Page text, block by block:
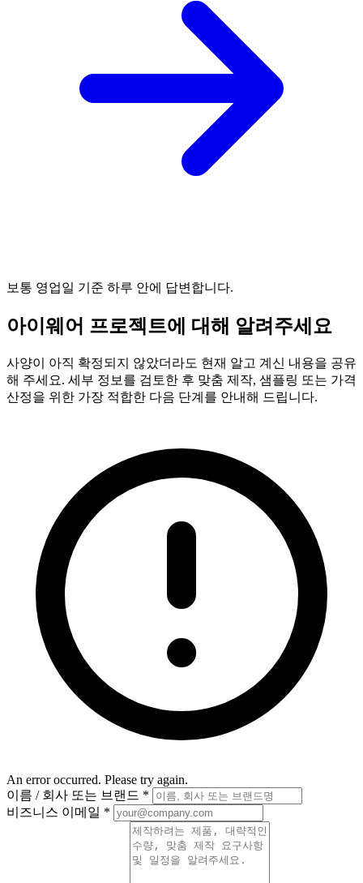
보통 영업일 기준 하루 안에 답변합니다.
아이웨어 프로젝트에 대해 알려주세요
사양이 아직 확정되지 않았더라도 현재 알고 계신 내용을 공유
해 주세요. 세부 정보를 검토한 후 맞춤 제작, 샘플링 또는 가격
산정을 위한 가장 적합한 다음 단계를 안내해 드립니다.
An error occurred. Please try again.
이름 / 회사 또는 브랜드 *
비즈니스 이메일 *